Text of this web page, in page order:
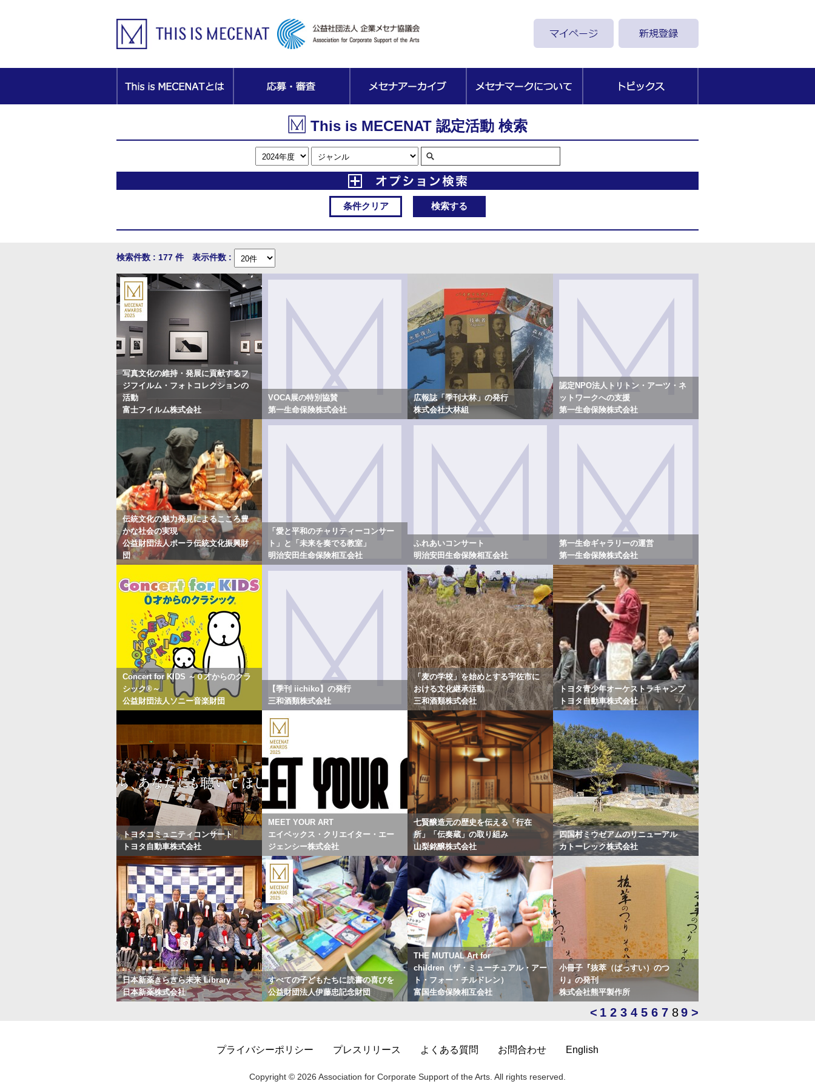
This is MECENAT 認定活動 検索
条件クリア 検索する
検索件数 : 177 件 表示件数 :
写真文化の維持・発展に貢献するフ
ジフイルム・フォトコレクションの
活動
富士フイルム株式会社
VOCA展の特別協賛
第一生命保険株式会社
広報誌「季刊大林」の発行
株式会社大林組
認定NPO法人トリトン・アーツ・ネ
ットワークへの支援
第一生命保険株式会社
伝統文化の魅力発見によるこころ豊
かな社会の実現
公益財団法人ポーラ伝統文化振興財
団
「愛と平和のチャリティーコンサー
ト」と「未来を奏でる教室」
明治安田生命保険相互会社
ふれあいコンサート
明治安田生命保険相互会社
第一生命ギャラリーの運営
第一生命保険株式会社
Concert for KIDS ～０才からのクラ
シック®～
公益財団法人ソニー音楽財団
【季刊 iichiko】の発行
三和酒類株式会社
「麦の学校」を始めとする宇佐市に
おける文化継承活動
三和酒類株式会社
トヨタ青少年オーケストラキャンプ
トヨタ自動車株式会社
トヨタコミュニティコンサート
トヨタ自動車株式会社
MEET YOUR ART
エイベックス・クリエイター・エー
ジェンシー株式会社
七賢醸造元の歴史を伝える「行在
所」「伝奏蔵」の取り組み
山梨銘醸株式会社
四国村ミウゼアムのリニューアル
カトーレック株式会社
日本新薬きらきら未来 Library
日本新薬株式会社
すべての子どもたちに読書の喜びを
公益財団法人伊藤忠記念財団
THE MUTUAL Art for
children（ザ・ミューチュアル・アー
ト・フォー・チルドレン）
富国生命保険相互会社
小冊子『抜萃（ばっすい）のつゞ
り』の発刊
株式会社熊平製作所
< 1 2 3 4 5 6 7 89 >
プライバシーポリシー プレスリリース よくある質問 お問合わせ English
Copyright © 2026 Association for Corporate Support of the Arts. All rights reserved.